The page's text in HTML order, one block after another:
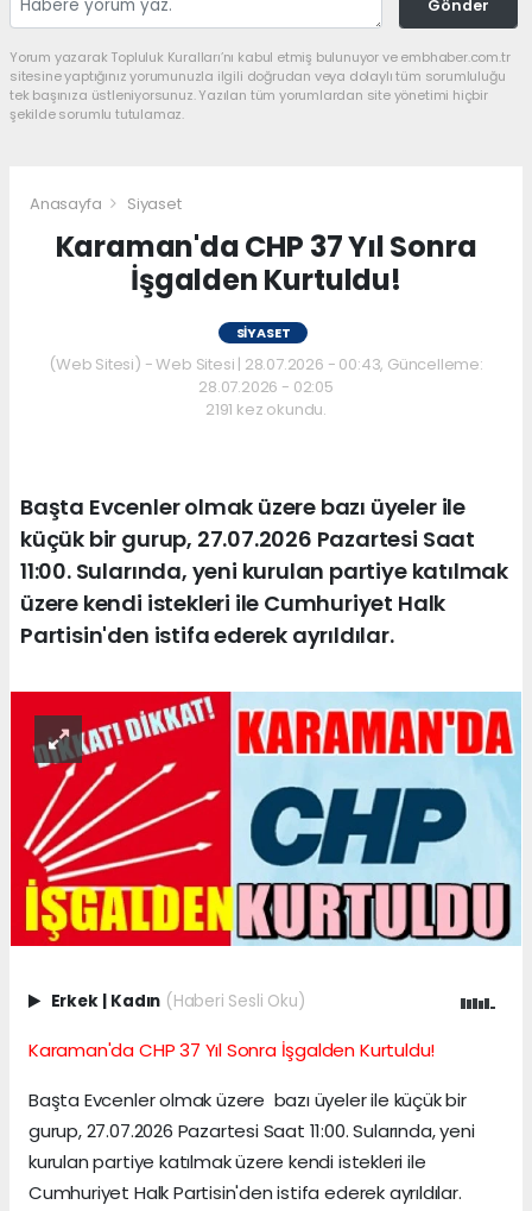
Gönder
Yorum yazarak Topluluk Kuralları’nı kabul etmiş bulunuyor ve embhaber.com.tr
sitesine yaptığınız yorumunuzla ilgili doğrudan veya dolaylı tüm sorumluluğu
tek başınıza üstleniyorsunuz. Yazılan tüm yorumlardan site yönetimi hiçbir
şekilde sorumlu tutulamaz.
Anasayfa Siyaset
Karaman'da CHP 37 Yıl Sonra
İşgalden Kurtuldu!
SIYASET
(Web Sitesi) - Web Sitesi | 28.07.2026 - 00:43, Güncelleme:
28.07.2026 - 02:05
2191 kez okundu.
Başta Evcenler olmak üzere bazı üyeler ile
küçük bir gurup, 27.07.2026 Pazartesi Saat
11:00. Sularında, yeni kurulan partiye katılmak
üzere kendi istekleri ile Cumhuriyet Halk
Partisin'den istifa ederek ayrıldılar.
Erkek | Kadın (Haberi Sesli Oku)
Karaman'da CHP 37 Yıl Sonra İşgalden Kurtuldu!
Başta Evcenler olmak üzere bazı üyeler ile küçük bir
gurup, 27.07.2026 Pazartesi Saat 11:00. Sularında, yeni
kurulan partiye katılmak üzere kendi istekleri ile
Cumhuriyet Halk Partisin'den istifa ederek ayrıldılar.